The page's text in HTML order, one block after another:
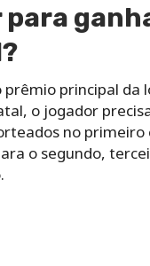
prêmio principal da
o jogador
no primeiro
o segundo,